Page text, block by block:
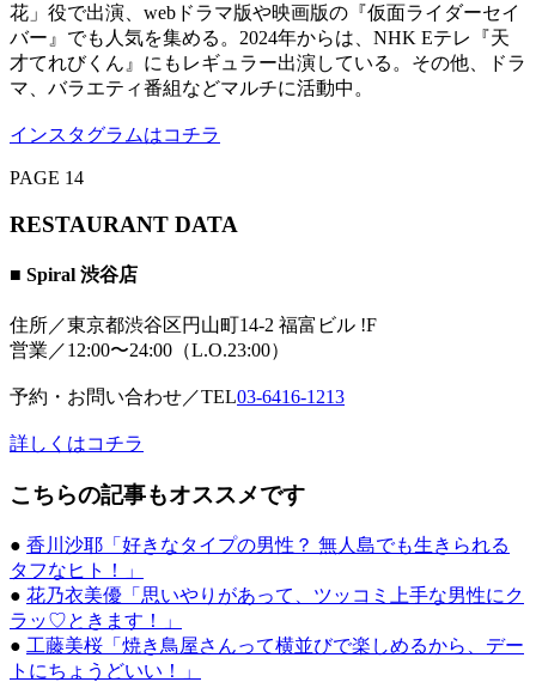
花」役で出演、webドラマ版や映画版の『仮面ライダーセイ
バー』でも人気を集める。2024年からは、NHK Eテレ『天
才てれびくん』にもレギュラー出演している。その他、ドラ
マ、バラエティ番組などマルチに活動中。
インスタグラムはコチラ
PAGE 14
RESTAURANT DATA
■ Spiral 渋谷店
住所／東京都渋谷区円山町14-2 福富ビル !F
営業／12:00〜24:00（L.O.23:00）
予約・お問い合わせ／TEL03-6416-1213
詳しくはコチラ
こちらの記事もオススメです
● 香川沙耶「好きなタイプの男性？ 無人島でも生きられる
タフなヒト！」
● 花乃衣美優「思いやりがあって、ツッコミ上手な男性にク
ラッ♡ときます！」
● 工藤美桜「焼き鳥屋さんって横並びで楽しめるから、デー
トにちょうどいい！」